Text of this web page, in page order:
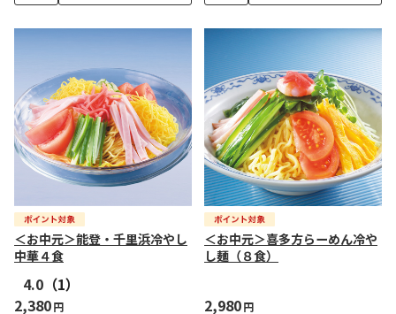
＜お中元＞能登・千里浜冷やし
中華４食
4.0 （1）
2,380円
＜お中元＞喜多方らーめん冷や
し麺（８食）
2,980円